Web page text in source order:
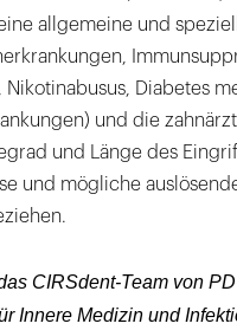
allgemeine und
Diabetes
und die
und Länge des
und mögliche
CIRSdent-Team von
Innere Medizin und